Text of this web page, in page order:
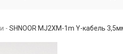
SHNOOR MJ2XM-1m Y-кабель